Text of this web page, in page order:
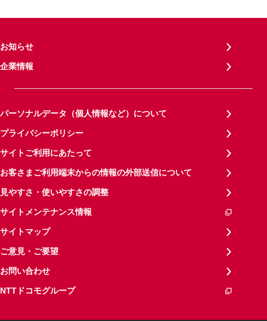
お知らせ
企業情報
パーソナルデータ（個人情報など）について
プライバシーポリシー
サイトご利用にあたって
お客さまご利用端末からの情報の外部送信について
見やすさ・使いやすさの調整
サイトメンテナンス情報
サイトマップ
ご意見・ご要望
お問い合わせ
NTTドコモグループ